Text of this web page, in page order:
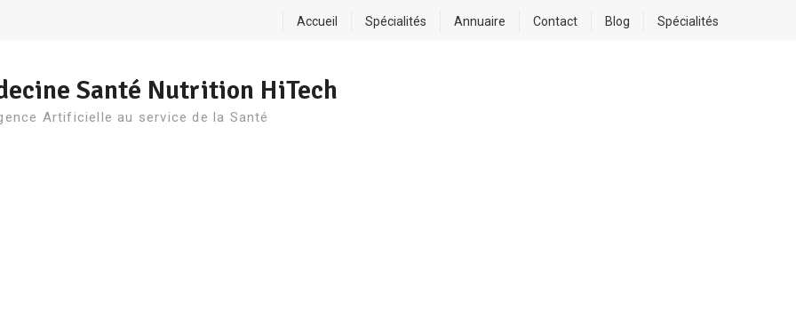
Accueil Spécialités Annuaire Contact Blog Spécialités
Santé Nutrition HiTech
Artificielle au service de la Santé